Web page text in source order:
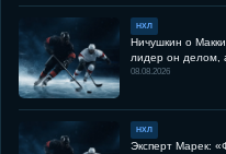
НХЛ
Ничушкин о
лидер он делом,
08.08.2026
НХЛ
Эксперт Марек: